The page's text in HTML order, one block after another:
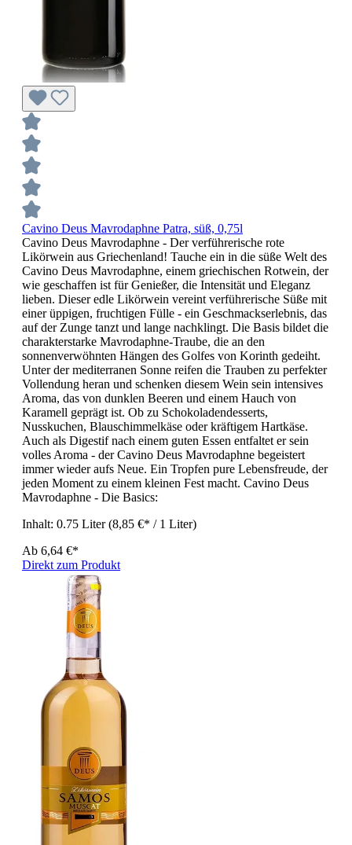
Cavino Deus Mavrodaphne Patra, süß, 0,75l
Cavino Deus Mavrodaphne - Der verführerische rote
Likörwein aus Griechenland! Tauche ein in die süße Welt des
Cavino Deus Mavrodaphne, einem griechischen Rotwein, der
wie geschaffen ist für Genießer, die Intensität und Eleganz
lieben. Dieser edle Likörwein vereint verführerische Süße mit
einer üppigen, fruchtigen Fülle - ein Geschmackserlebnis, das
auf der Zunge tanzt und lange nachklingt. Die Basis bildet die
charakterstarke Mavrodaphne-Traube, die an den
sonnenverwöhnten Hängen des Golfes von Korinth gedeiht.
Unter der mediterranen Sonne reifen die Trauben zu perfekter
Vollendung heran und schenken diesem Wein sein intensives
Aroma, das von dunklen Beeren und einem Hauch von
Karamell geprägt ist. Ob zu Schokoladendesserts,
Nusskuchen, Blauschimmelkäse oder kräftigem Hartkäse.
Auch als Digestif nach einem guten Essen entfaltet er sein
volles Aroma - der Cavino Deus Mavrodaphne begeistert
immer wieder aufs Neue. Ein Tropfen pure Lebensfreude, der
jeden Moment zu einem kleinen Fest macht. Cavino Deus
Mavrodaphne - Die Basics:
Inhalt: 0.75 Liter(8,85 €* / 1 Liter)
Ab 6,64 €*
Direkt zum Produkt